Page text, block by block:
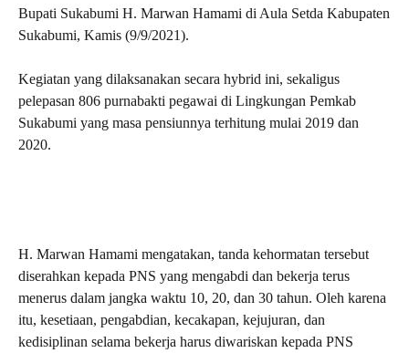
Bupati Sukabumi H. Marwan Hamami di Aula Setda Kabupaten
Sukabumi, Kamis (9/9/2021).
Kegiatan yang dilaksanakan secara hybrid ini, sekaligus
pelepasan 806 purnabakti pegawai di Lingkungan Pemkab
Sukabumi yang masa pensiunnya terhitung mulai 2019 dan
2020.
H. Marwan Hamami mengatakan, tanda kehormatan tersebut
diserahkan kepada PNS yang mengabdi dan bekerja terus
menerus dalam jangka waktu 10, 20, dan 30 tahun. Oleh karena
itu, kesetiaan, pengabdian, kecakapan, kejujuran, dan
kedisiplinan selama bekerja harus diwariskan kepada PNS